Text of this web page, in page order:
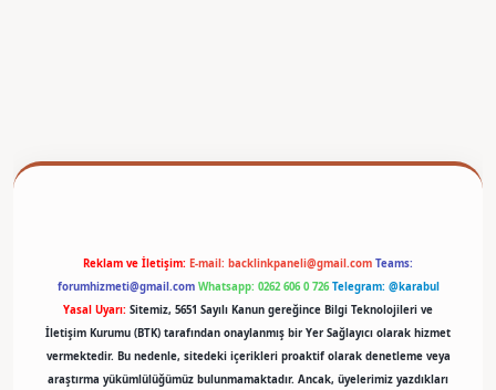
Reklam ve İletişim: E-mail: backlinkpaneli@gmail.com Teams:
forumhizmeti@gmail.com Whatsapp: 0262 606 0 726 Telegram: @karabul
Yasal Uyarı: Sitemiz, 5651 Sayılı Kanun gereğince Bilgi Teknolojileri ve
İletişim Kurumu (BTK) tarafından onaylanmış bir Yer Sağlayıcı olarak hizmet
vermektedir. Bu nedenle, sitedeki içerikleri proaktif olarak denetleme veya
araştırma yükümlülüğümüz bulunmamaktadır. Ancak, üyelerimiz yazdıkları